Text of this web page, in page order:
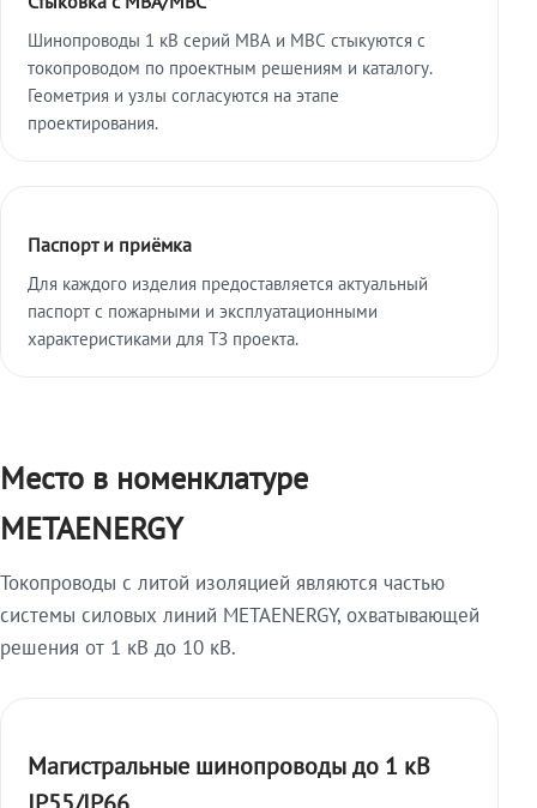
Шинопроводы 1 кВ серий МВА и МВС стыкуются с
токопроводом по проектным решениям и каталогу.
Геометрия и узлы согласуются на этапе
проектирования.
Паспорт и приёмка
Для каждого изделия предоставляется актуальный
паспорт с пожарными и эксплуатационными
характеристиками для ТЗ проекта.
Место в номенклатуре
METAENERGY
Токопроводы с литой изоляцией являются частью
системы силовых линий METAENERGY, охватывающей
решения от 1 кВ до 10 кВ.
Магистральные шинопроводы до 1 кВ